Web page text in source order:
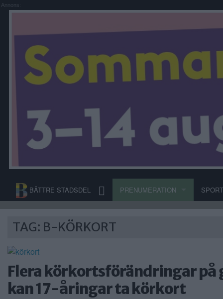
Annons:
BÄTTRE STADSDEL PRENUMERATION SPORT
TAG: B-KÖRKORT
Flera körkortsförändringar på
kan 17-åringar ta körkort